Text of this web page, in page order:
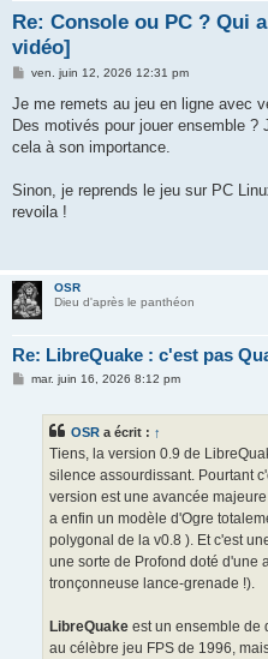
Re: Console ou PC ? Qui
vidéo]
M
s
a
g
ven. juin 12, 2026 12:31 pm
Je me remets au jeu en ligne avec
Des motivés pour jouer ensemble
cela à son importance.
Sinon, je reprends le jeu sur PC
revoila !
OSR
Dieu d'après le panthéon
Re: LibreQuake : c'est pas
Mmar. juin 16, 2026 8:12 pm
OSR a écrit : ↑
Tiens, la version 0.9 de
silence assourdissant. Pourtant
version est une avancée
a enfin un modèle d'Ogre
polygonal de la v0.8 ). Et c'est
une sorte de Profond doté d'une
tronçonneuse lance-grenade !).
LibreQuake est un ensemble de
au célèbre jeu FPS de 1996,